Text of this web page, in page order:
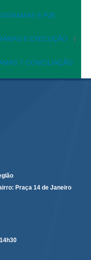
|
Praça 14 de Janeiro